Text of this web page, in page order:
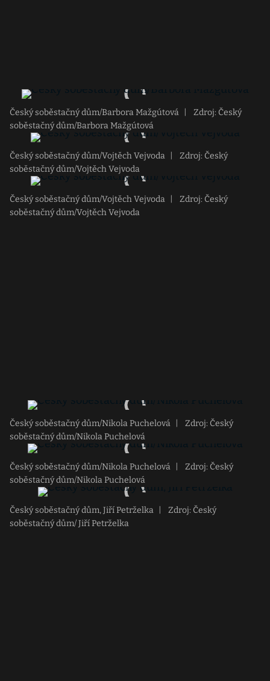
Český soběstačný dům/Barbora Mažgútová
Zdroj: Český
soběstačný dům/Barbora Mažgútová
Český soběstačný dům/Vojtěch Vejvoda
Zdroj: Český
soběstačný dům/Vojtěch Vejvoda
Český soběstačný dům/Vojtěch Vejvoda
Zdroj: Český
soběstačný dům/Vojtěch Vejvoda
Český soběstačný dům/Nikola Puchelová
Zdroj: Český
soběstačný dům/Nikola Puchelová
Český soběstačný dům/Nikola Puchelová
Zdroj: Český
soběstačný dům/Nikola Puchelová
Český soběstačný dům, Jiří Petrželka
Zdroj: Český
soběstačný dům/ Jiří Petrželka